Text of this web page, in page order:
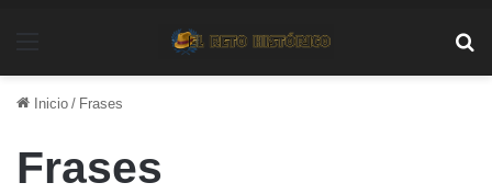
Inicio / Frases
Frases